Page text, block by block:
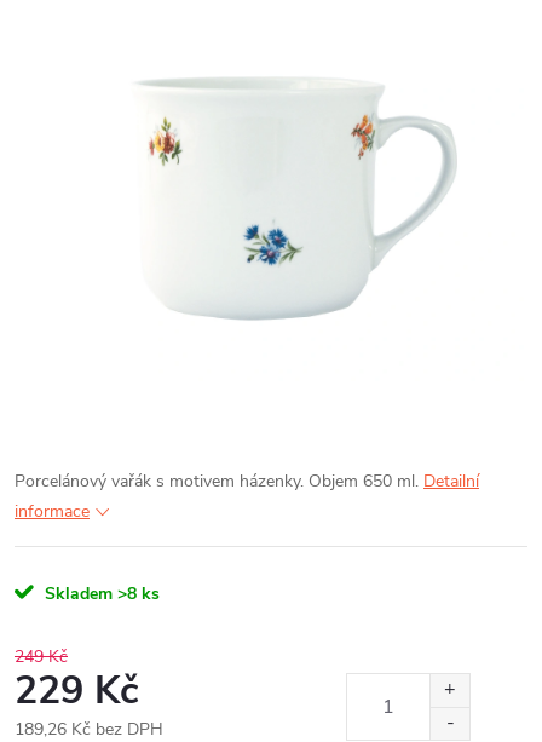
Porcelánový vařák s motivem házenky. Objem 650 ml. Detailní
informace
Skladem >8 ks
249 Kč
229 Kč
189,26 Kč bez DPH